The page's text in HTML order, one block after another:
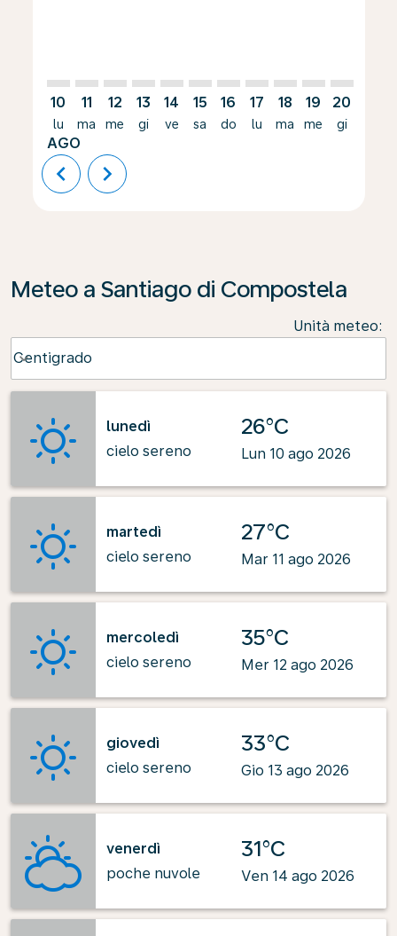
10
lu
AGO
11
ma
12
me
13
gi
14
ve
15
sa
16
do
17
lu
18
ma
19
me
20
gi
chevron_left chevron_right
Meteo a Santiago di Compostela
Unità meteo:
Centigrado
keyboard_arrow_down
lunedì
cielo sereno
26°C
Lun 10 ago 2026
martedì
cielo sereno
27°C
Mar 11 ago 2026
mercoledì
cielo sereno
35°C
Mer 12 ago 2026
giovedì
cielo sereno
33°C
Gio 13 ago 2026
venerdì
poche nuvole
31°C
Ven 14 ago 2026